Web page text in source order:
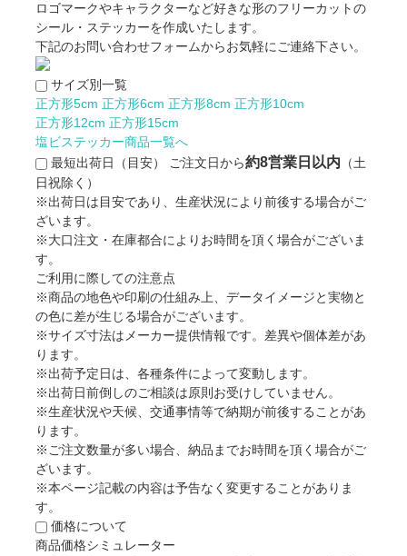
ロゴマークやキャラクターなど好きな形のフリーカットの
シール・ステッカーを作成いたします。
下記のお問い合わせフォームからお気軽にご連絡下さい。
サイズ別一覧
正方形5cm 正方形6cm 正方形8cm 正方形10cm
正方形12cm 正方形15cm
塩ビステッカー商品一覧へ
最短出荷日（目安）
ご注文日から約8営業日以内 （土
日祝除く）
※出荷日は目安であり、生産状況により前後する場合がご
ざいます。
※大口注文・在庫都合によりお時間を頂く場合がございま
す。
ご利用に際しての注意点
※商品の地色や印刷の仕組み上、データイメージと実物と
の色に差が生じる場合がございます。
※サイズ寸法はメーカー提供情報です。差異や個体差があ
ります。
※出荷予定日は、各種条件によって変動します。
※出荷日前倒しのご相談は原則お受けしていません。
※生産状況や天候、交通事情等で納期が前後することがあ
ります。
※ご注文数量が多い場合、納品までお時間を頂く場合がご
ざいます。
※本ページ記載の内容は予告なく変更することがありま
す。
価格について
商品価格シミュレーター